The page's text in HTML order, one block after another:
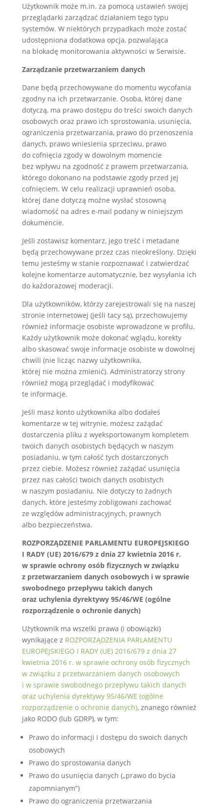
Użytkownik może m.in. za pomocą ustawień swojej
przeglądarki zarządzać działaniem tego typu
systemów. W niektórych przypadkach może zostać
udostępniona dodatkowa opcja, pozwalająca
na blokadę monitorowania aktywności w Serwisie.
Zarządzanie przetwarzaniem danych
Dane będą przechowywane do momentu wycofania
zgodny na ich przetwarzanie. Osoba, której dane
dotyczą, ma prawo dostępu do treści swoich danych
osobowych oraz prawo ich sprostowania, usunięcia,
ograniczenia przetwarzania, prawo do przenoszenia
danych, prawo wniesienia sprzeciwu, prawo
do cofnięcia zgody w dowolnym momencie
bez wpływu na zgodność z prawem przetwarzania,
którego dokonano na podstawie zgody przed jej
cofnięciem. W celu realizacji uprawnień osoba,
której dane dotyczą możne wysłać stosowną
wiadomość na adres e-mail podany w niniejszym
dokumencie.
Jeśli zostawisz komentarz, jego treść i metadane
będą przechowywane przez czas nieokreślony. Dzięki
temu jesteśmy w stanie rozpoznawać i zatwierdzać
kolejne komentarze automatycznie, bez wysyłania ich
do każdorazowej moderacji.
Dla użytkowników, którzy zarejestrowali się na naszej
stronie internetowej (jeśli tacy są), przechowujemy
również informacje osobiste wprowadzone w profilu.
Każdy użytkownik może dokonać wglądu, korekty
albo skasować swoje informacje osobiste w dowolnej
chwili (nie licząc nazwy użytkownika,
której nie można zmienić). Administratorzy strony
również mogą przeglądać i modyfikować
te informacje.
Jeśli masz konto użytkownika albo dodałeś
komentarze w tej witrynie, możesz zażądać
dostarczenia pliku z wyeksportowanym kompletem
twoich danych osobistych będących w naszym
posiadaniu, w tym całość tych dostarczonych
przez ciebie. Możesz również zażądać usunięcia
przez nas całości twoich danych osobistych
w naszym posiadaniu. Nie dotyczy to żadnych
danych, które jesteśmy zobligowani zachować
ze względów administracyjnych, prawnych
albo bezpieczeństwa.
ROZPORZĄDZENIE PARLAMENTU EUROPEJSKIEGO
I RADY (UE) 2016/679 z dnia 27 kwietnia 2016 r.
w sprawie ochrony osób fizycznych w związku
z przetwarzaniem danych osobowych i w sprawie
swobodnego przepływu takich danych
oraz uchylenia dyrektywy 95/46/WE (ogólne
rozporządzenie o ochronie danych)
Użytkownik ma wszelki prawa (i obowiązki)
wynikające z ROZPORZĄDZENIA PARLAMENTU
EUROPEJSKIEGO I RADY (UE) 2016/679 z dnia 27
kwietnia 2016 r. w sprawie ochrony osób fizycznych
w związku z przetwarzaniem danych osobowych
i w sprawie swobodnego przepływu takich danych
oraz uchylenia dyrektywy 95/46/WE (ogólne
rozporządzenie o ochronie danych), znanego również
jako RODO (lub GDRP), w tym:
Prawo do informacji i dostępu do swoich danych
osobowych
Prawo do sprostowania danych
Prawo do usunięcia danych („prawo do bycia
zapomnianym”)
Prawo do ograniczenia przetwarzania